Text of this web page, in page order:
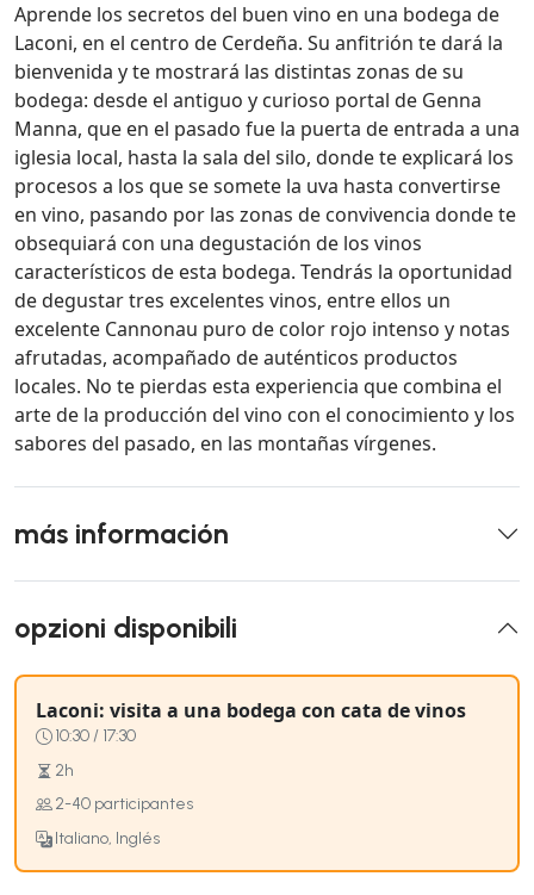
Aprende los secretos del buen vino en una bodega de
Laconi, en el centro de Cerdeña. Su anfitrión te dará la
bienvenida y te mostrará las distintas zonas de su
bodega: desde el antiguo y curioso portal de Genna
Manna, que en el pasado fue la puerta de entrada a una
iglesia local, hasta la sala del silo, donde te explicará los
procesos a los que se somete la uva hasta convertirse
en vino, pasando por las zonas de convivencia donde te
obsequiará con una degustación de los vinos
característicos de esta bodega. Tendrás la oportunidad
de degustar tres excelentes vinos, entre ellos un
excelente Cannonau puro de color rojo intenso y notas
afrutadas, acompañado de auténticos productos
locales. No te pierdas esta experiencia que combina el
arte de la producción del vino con el conocimiento y los
sabores del pasado, en las montañas vírgenes.
más información
opzioni disponibili
Laconi: visita a una bodega con cata de vinos
10:30 / 17:30
2h
2-40 participantes
Italiano, Inglés